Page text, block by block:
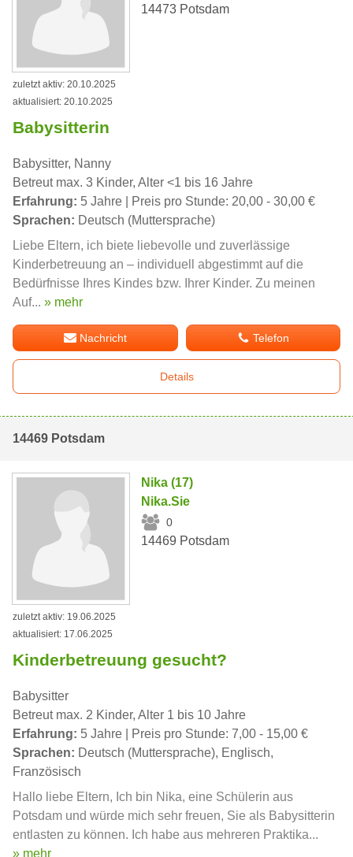
14473 Potsdam
zuletzt aktiv: 20.10.2025
aktualisiert: 20.10.2025
Babysitterin
Babysitter, Nanny
Betreut max. 3 Kinder, Alter <1 bis 16 Jahre
Erfahrung: 5 Jahre | Preis pro Stunde: 20,00 - 30,00 €
Sprachen: Deutsch (Muttersprache)
Liebe Eltern, ich biete liebevolle und zuverlässige
Kinderbetreuung an – individuell abgestimmt auf die
Bedürfnisse Ihres Kindes bzw. Ihrer Kinder. Zu meinen
Auf... » mehr
Nachricht Telefon
Details
14469 Potsdam
Nika (17)
Nika.Sie
0
14469 Potsdam
zuletzt aktiv: 19.06.2025
aktualisiert: 17.06.2025
Kinderbetreuung gesucht?
Babysitter
Betreut max. 2 Kinder, Alter 1 bis 10 Jahre
Erfahrung: 5 Jahre | Preis pro Stunde: 7,00 - 15,00 €
Sprachen: Deutsch (Muttersprache), Englisch,
Französisch
Hallo liebe Eltern, Ich bin Nika, eine Schülerin aus
Potsdam und würde mich sehr freuen, Sie als Babysitterin
entlasten zu können. Ich habe aus mehreren Praktika...
» mehr